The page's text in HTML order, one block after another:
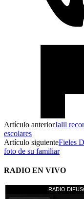
Artículo anteriorJalil
escolares
Artículo siguienteFieles
foto de su familiar
RADIO EN VIVO